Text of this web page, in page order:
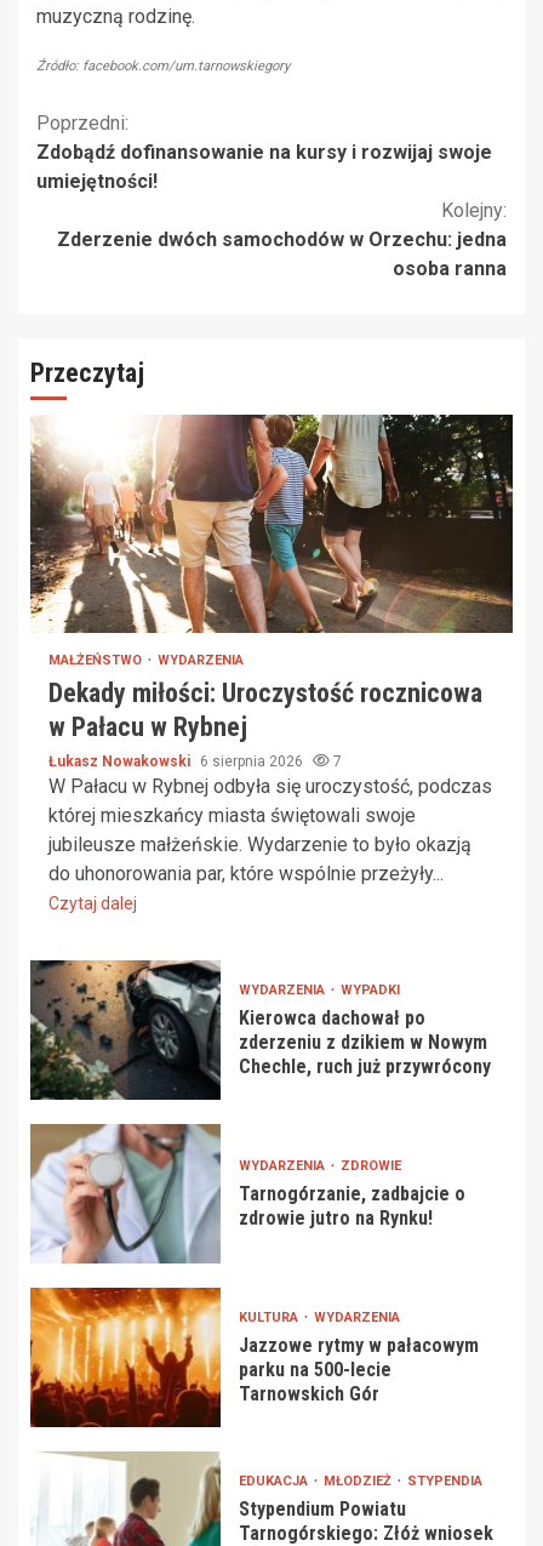
muzyczną rodzinę.
Źródło: facebook.com/um.tarnowskiegory
Kontynuuj
czytanie
Poprzedni:
Zdobądź dofinansowanie na kursy i rozwijaj swoje
umiejętności!
Kolejny:
Zderzenie dwóch samochodów w Orzechu: jedna
osoba ranna
Przeczytaj
MAŁŻEŃSTWO WYDARZENIA
Dekady miłości: Uroczystość rocznicowa
w Pałacu w Rybnej
Łukasz Nowakowski 6 sierpnia 2026 7
W Pałacu w Rybnej odbyła się uroczystość, podczas
której mieszkańcy miasta świętowali swoje
jubileusze małżeńskie. Wydarzenie to było okazją
do uhonorowania par, które wspólnie przeżyły...
Czytaj dalej
WYDARZENIA WYPADKI
Kierowca dachował po
zderzeniu z dzikiem w Nowym
Chechle, ruch już przywrócony
WYDARZENIA ZDROWIE
Tarnogórzanie, zadbajcie o
zdrowie jutro na Rynku!
KULTURA WYDARZENIA
Jazzowe rytmy w pałacowym
parku na 500-lecie
Tarnowskich Gór
EDUKACJA MŁODZIEŻ STYPENDIA
Stypendium Powiatu
Tarnogórskiego: Złóż wniosek